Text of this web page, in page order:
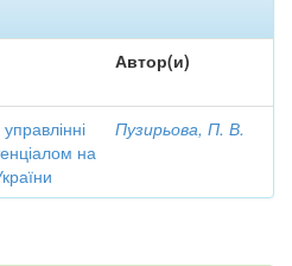
Автор(и)
на
Пузирьова, П. В.